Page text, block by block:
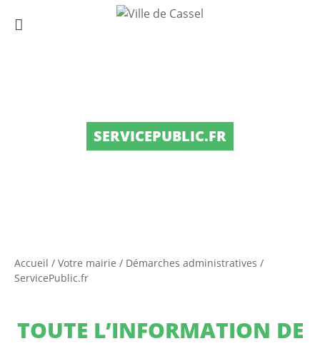
SERVICEPUBLIC.FR
Accueil / Votre mairie / Démarches administratives /
ServicePublic.fr
TOUTE L’INFORMATION DE